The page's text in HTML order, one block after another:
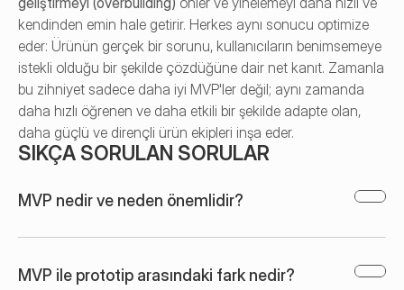
kendinden emin hale getirir. Herkes aynı sonucu optimize
eder: Ürünün gerçek bir sorunu, kullanıcıların benimsemeye
istekli olduğu bir şekilde çözdüğüne dair net kanıt. Zamanla
bu zihniyet sadece daha iyi MVP'ler değil; aynı zamanda
daha hızlı öğrenen ve daha etkili bir şekilde adapte olan,
daha güçlü ve dirençli ürün ekipleri inşa eder.
SIKÇA SORULAN SORULAR
MVP nedir ve neden önemlidir?
MVP ile prototip arasındaki fark nedir?